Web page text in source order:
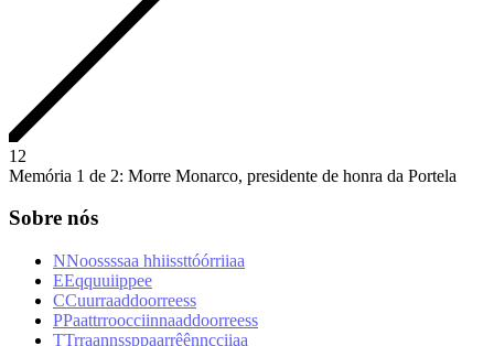
1 2
Memória 1 de 2: Morre Monarco, presidente de honra da Portela
Sobre nós
NNoossssaa hhiissttóórriiaa
EEqquuiippee
CCuurraaddoorreess
PPaattrroocciinnaaddoorreess
TTrraannssppaarrêênncciiaa